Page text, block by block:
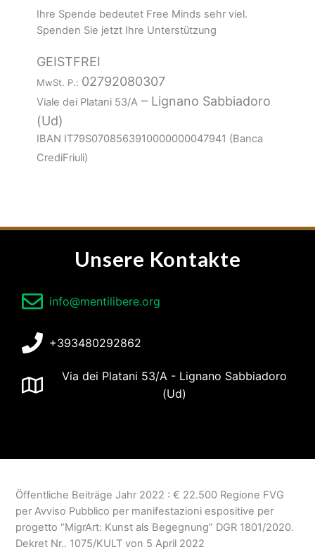
Ihre Spende bedeutet Free Minds sehr viel.
Spenden Sie jetzt Ihre Unterstützung
GEISTFREI
MwSt. P.: 02792080307
Viale dei Platani 53/A – Lignano Sabbiadoro
(Ud)
IBAN IT79S0708563910000000047941 (Banca
CrediFriuli)
Unsere Kontakte
info@mentilibere.org
+393480292862
Via dei Platani 53/A - Lignano Sabbiadoro
(Ud)
Öffentliche Beiträge Jahr 2022 :€ 22.500 Regione FVG
per Avviso Pubblico per manifestazioni espositive per
progetto “MigrArt: Kunst als Begegnung” DGR 1801/2020.
Dekret Nr.. 1075/KULT von 5 April 2022